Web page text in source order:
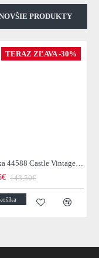
PRODUKTY
TERAZ ZĽAVA -30%
Stolička 44588 Castle Vintage Black
143,50€